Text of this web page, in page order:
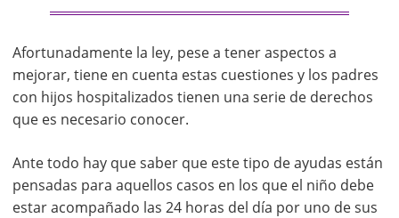
Afortunadamente la ley, pese a tener aspectos a
mejorar, tiene en cuenta estas cuestiones y los padres
con hijos hospitalizados tienen una serie de derechos
que es necesario conocer.
Ante todo hay que saber que este tipo de ayudas están
pensadas para aquellos casos en los que el niño debe
estar acompañado las 24 horas del día por uno de sus